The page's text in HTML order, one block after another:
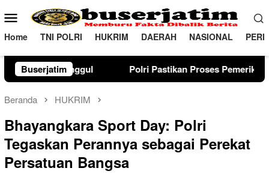
ke
konten
Menu
Mobile
Home TNI POLRI HUKRIM DAERAH NASIONAL
Buserjatim
Polri Pastikan Proses Pemeriksaan Personel di Aceh
Beranda HUKRIM
Bhayangkara Sport Day: Polri
Tegaskan Perannya sebagai Perekat
Persatuan Bangsa